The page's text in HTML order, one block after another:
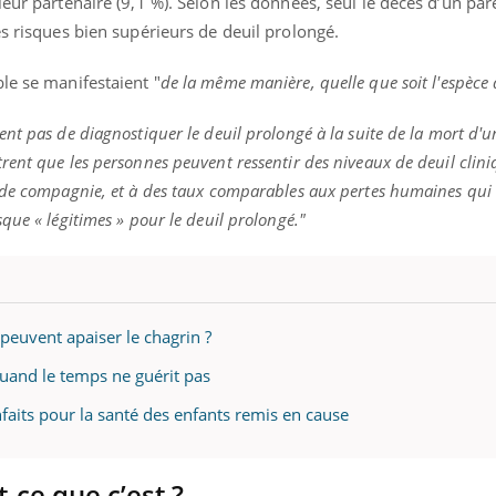
risques bien supérieurs de deuil prolongé.
se manifestaient "de la même manière, quelle que soit
pas de diagnostiquer le deuil prolongé à la suite de la mort
que les personnes peuvent ressentir des niveaux de deuil
compagnie, et à des taux comparables aux pertes humaines qui
« légitimes » pour le deuil prolongé."
apaiser le chagrin ?
le temps ne guérit pas
pour la santé des enfants remis en cause